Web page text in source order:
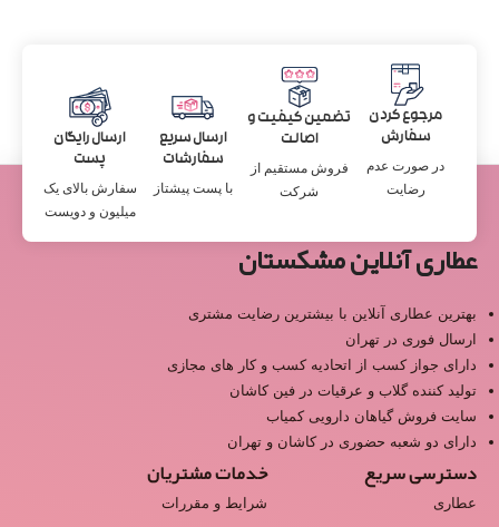
مرجوع کردن
سفارش
در صورت عدم
رضایت
تضمین کیفیت و
اصالت
فروش مستقیم از
شرکت
ارسال سریع
سفارشات
با پست پیشتاز
ارسال رایگان
پست
سفارش بالای یک
میلیون و دویست
عطاری آنلاین مشکستان
بهترین عطاری آنلاین با بیشترین رضایت مشتری
ارسال فوری در تهران
دارای جواز کسب از اتحادیه کسب و کار های مجازی
تولید کننده گلاب و عرقیات در فین کاشان
سایت فروش گیاهان دارویی کمیاب
دارای دو شعبه حضوری در کاشان و تهران
دسترسی سریع
عطاری
خدمات مشتریان
شرایط و مقررات